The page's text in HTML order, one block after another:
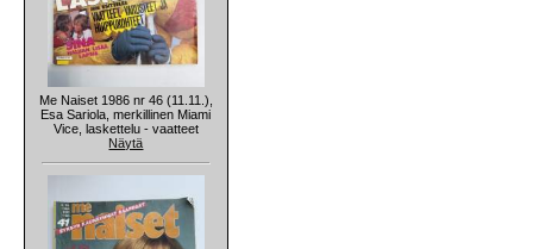
Me Naiset 1986 nr 46 (11.11.),
Esa Sariola, merkillinen Miami
Vice, laskettelu - vaatteet
Näytä